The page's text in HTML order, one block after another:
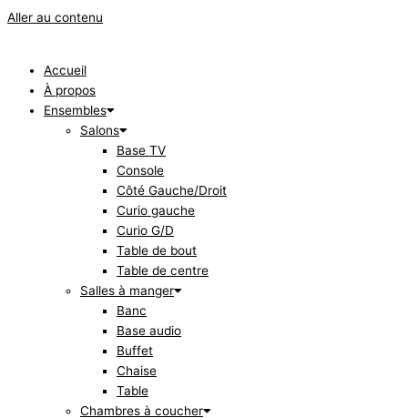
Aller au contenu
Accueil
À propos
Ensembles
Salons
Base TV
Console
Côté Gauche/Droit
Curio gauche
Curio G/D
Table de bout
Table de centre
Salles à manger
Banc
Base audio
Buffet
Chaise
Table
Chambres à coucher